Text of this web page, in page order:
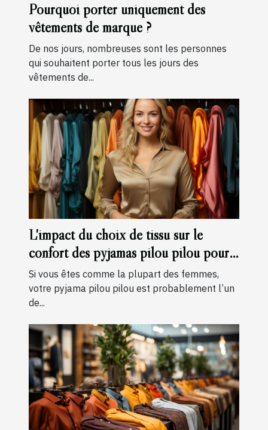
Pourquoi porter uniquement des
vêtements de marque ?
De nos jours, nombreuses sont les personnes
qui souhaitent porter tous les jours des
vêtements de...
L'impact du choix de tissu sur le
confort des pyjamas pilou pilou pour
femmes
Si vous êtes comme la plupart des femmes,
votre pyjama pilou pilou est probablement l’un
de...